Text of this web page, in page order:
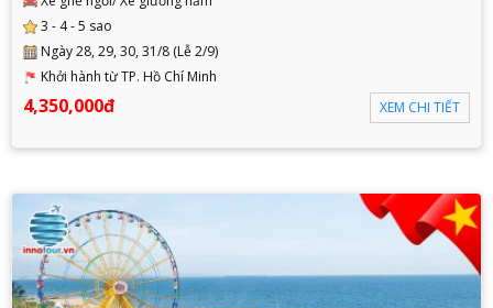
3 - 4 - 5 sao
Ngày 28, 29, 30, 31/8 (Lễ 2/9)
Khởi hành từ TP. Hồ Chí Minh
4,350,000đ XEM CHI TIẾT